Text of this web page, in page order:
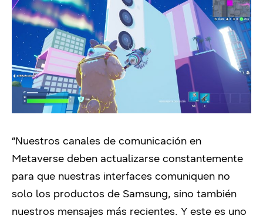
“Nuestros canales de comunicación en
Metaverse deben actualizarse constantemente
para que nuestras interfaces comuniquen no
solo los productos de Samsung, sino también
nuestros mensajes más recientes. Y este es uno